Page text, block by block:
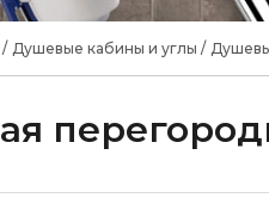
Душевые кабины и углы /